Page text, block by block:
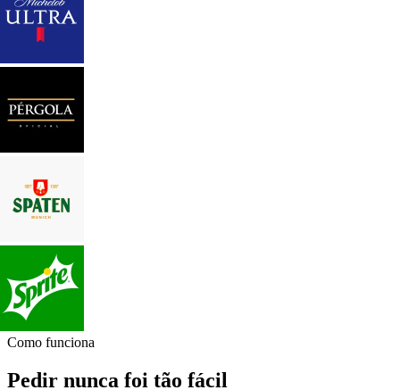
Como funciona
Pedir nunca foi tão fácil